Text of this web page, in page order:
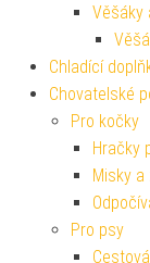
Věšáky
Chladící
Chovatelské
Pro kočky
Hračky
Misky
Pro psy